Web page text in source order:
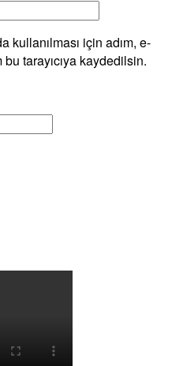
kullanılması için adım, e-
tarayıcıya kaydedilsin.